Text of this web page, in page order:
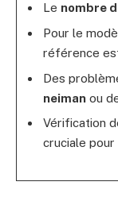
Le nombre
Pour le
référence
Des
neimanou
Vérification
cruciale